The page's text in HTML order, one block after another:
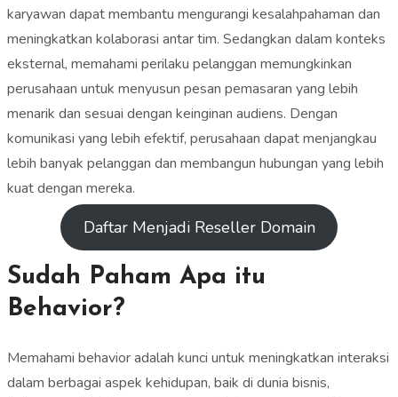
karyawan dapat membantu mengurangi kesalahpahaman dan
meningkatkan kolaborasi antar tim. Sedangkan dalam konteks
eksternal, memahami perilaku pelanggan memungkinkan
perusahaan untuk menyusun pesan pemasaran yang lebih
menarik dan sesuai dengan keinginan audiens. Dengan
komunikasi yang lebih efektif, perusahaan dapat menjangkau
lebih banyak pelanggan dan membangun hubungan yang lebih
kuat dengan mereka.
Daftar Menjadi Reseller Domain
Sudah Paham Apa itu
Behavior?
Memahami behavior adalah kunci untuk meningkatkan interaksi
dalam berbagai aspek kehidupan, baik di dunia bisnis,